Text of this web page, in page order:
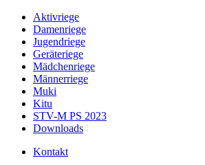
Aktivriege
Damenriege
Jugendriege
Geräteriege
Mädchenriege
Männerriege
Muki
Kitu
STV-M PS 2023
Downloads
Kontakt